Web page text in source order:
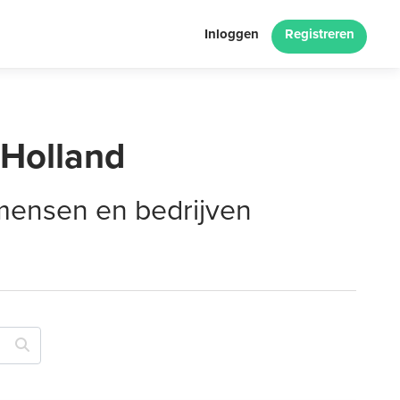
Inloggen Registreren
en bedrijven